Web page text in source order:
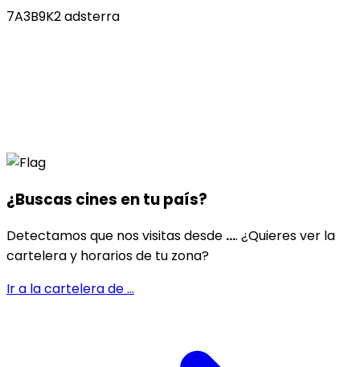
7A3B9K2 adsterra
¿Buscas cines entu país?
Detectamos que nos visitas desde .... ¿Quieres ver la
cartelera y horarios de tu zona?
Ir a la cartelera de...